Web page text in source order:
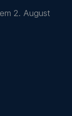
2. August